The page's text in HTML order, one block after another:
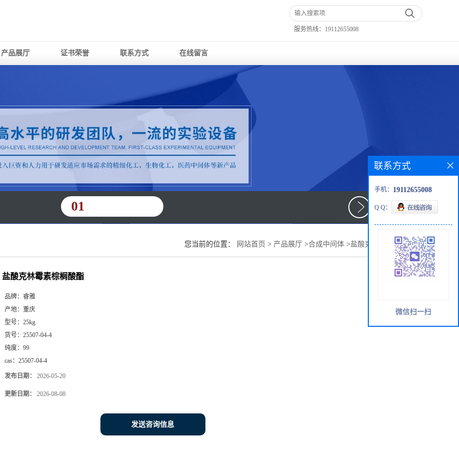
服务热线： 19112655008
产品展厅 证书荣誉 联系方式 在线留言
01
您当前的位置： 网站首页 > 产品展厅 >合成中间体 >盐酸克林霉素棕榈酸酯
盐酸克林霉素棕榈酸酯
品牌： 睿雅
产地： 重庆
型号： 25kg
货号： 25507-04-4
纯度： 99
cas： 25507-04-4
发布日期： 2026-05-20
更新日期： 2026-08-08
发送咨询信息
联系方式
手机： 19112655008
Q Q：
微信扫一扫